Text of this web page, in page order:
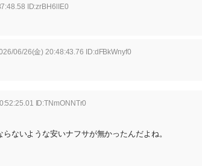
ID:zrBH6lIE0
06/26(金) 20:48:43.76 ID:dFBkWnyf0
ID:TNmONNTr0
ないような安いナフサが無かったんだよね。